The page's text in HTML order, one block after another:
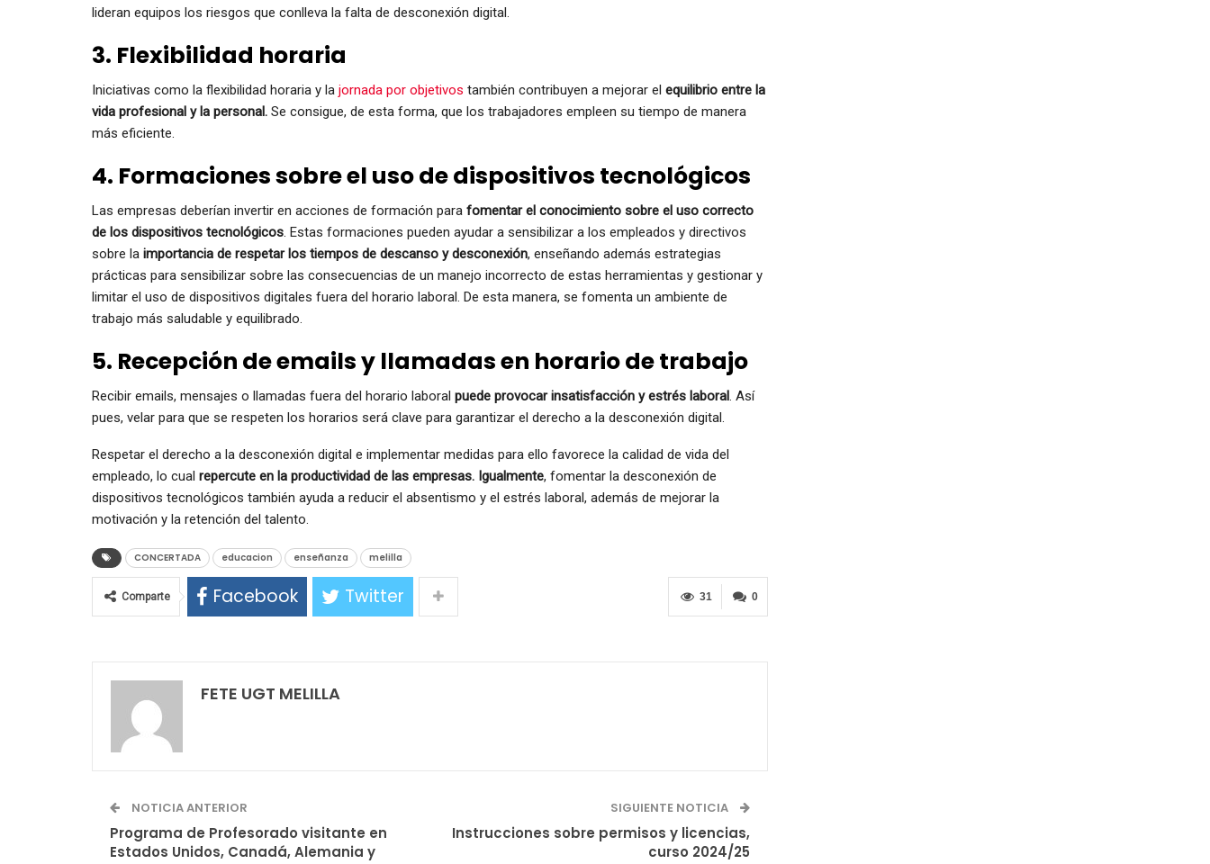
lideran equipos los riesgos que conlleva la falta de desconexión digital.
3. Flexibilidad horaria
Iniciativas como la flexibilidad horaria y la jornada por objetivos también contribuyen a mejorar el equilibrio entre la
vida profesional y la personal. Se consigue, de esta forma, que los trabajadores empleen su tiempo de manera
más eficiente.
4. Formaciones sobre el uso de dispositivos tecnológicos
Las empresas deberían invertir en acciones de formación para fomentar el conocimiento sobre el uso correcto
de los dispositivos tecnológicos. Estas formaciones pueden ayudar a sensibilizar a los empleados y directivos
sobre la importancia de respetar los tiempos de descanso y desconexión, enseñando además estrategias
prácticas para sensibilizar sobre las consecuencias de un manejo incorrecto de estas herramientas y gestionar y
limitar el uso de dispositivos digitales fuera del horario laboral. De esta manera, se fomenta un ambiente de
trabajo más saludable y equilibrado.
5. Recepción de emails y llamadas en horario de trabajo
Recibir emails, mensajes o llamadas fuera del horario laboral puede provocar insatisfacción y estrés laboral. Así
pues, velar para que se respeten los horarios será clave para garantizar el derecho a la desconexión digital.
Respetar el derecho a la desconexión digital e implementar medidas para ello favorece la calidad de vida del
empleado, lo cual repercute en la productividad de las empresas. Igualmente, fomentar la desconexión de
dispositivos tecnológicos también ayuda a reducir el absentismo y el estrés laboral, además de mejorar la
motivación y la retención del talento.
CONCERTADA educacion enseñanza melilla
0
31
Comparte Facebook Twitter
FETE UGT MELILLA
NOTICIA ANTERIOR
Programa de Profesorado visitante en
Estados Unidos, Canadá, Alemania y
SIGUIENTE NOTICIA
Instrucciones sobre permisos y licencias,
curso 2024/25